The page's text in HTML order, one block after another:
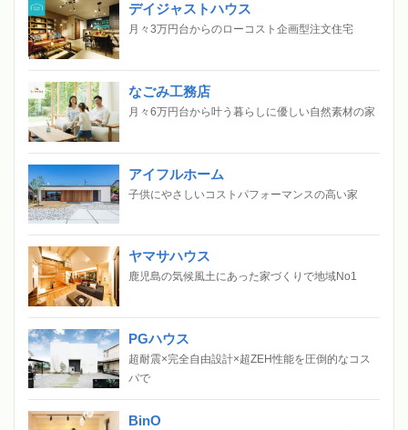
デイジャストハウス
月々3万円台からのローコスト企画型注文住宅
なごみ工務店
月々6万円台から叶う暮らしに優しい自然素材の家
アイフルホーム
子供にやさしいコストパフォーマンスの高い家
ヤマサハウス
鹿児島の気候風土にあった家づくりで地域No1
PGハウス
超耐震×完全自由設計×超ZEH性能を圧倒的なコス
パで
BinO